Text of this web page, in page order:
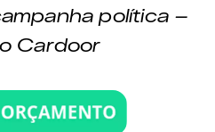
política –
Cardoor